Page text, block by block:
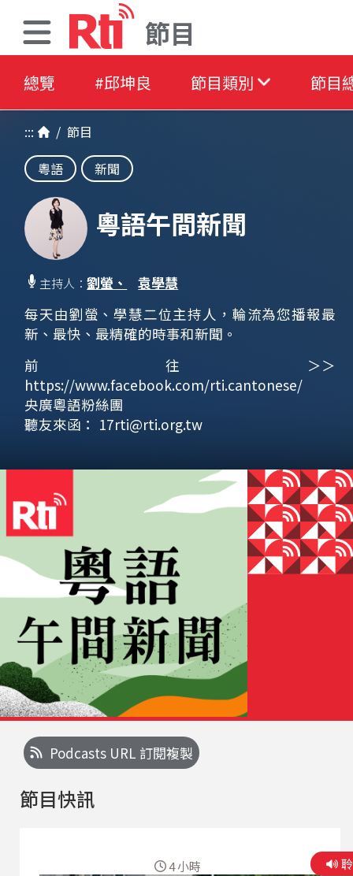
節目
總覽 #邱坤良 節目類別 節目
::: / 節目
粵語
新聞
粵語午間新聞
主持人：劉螢、
袁學慧
每天由劉螢、學慧二位主持人，輪流為您播報最
新、最快、最精確的時事和新聞。
前往＞＞
https://www.facebook.com/rti.cantonese/
央廣粵語粉絲團
聽友來函： 17rti@rti.org.tw
Podcasts URL 訂閱複製
節目快訊
4 小時